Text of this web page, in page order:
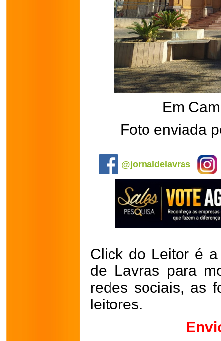
Em
Foto enviada
@jornaldelavras
Click do Leitor é
de Lavras para
redes sociais, as
leitores.